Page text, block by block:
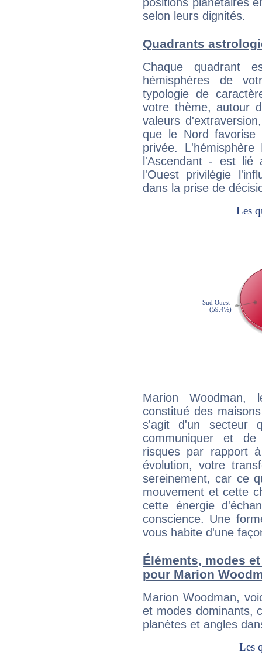
positions planétaires
selon leurs dignités.
Quadrants
Chaque quadrant
hémisphères de
typologie de
votre thème, autour
valeurs
que le Nord favorise
privée.
l'Ascendant - est
l'Ouest privilégie
dans la prise de
Marion Woodman,
constitué des
s'agit d'un secteur
communiquer et
risques par rapport
évolution, votre
sereinement, car ce
mouvement et cette
cette énergie
conscience. Une
vous habite d'une
Éléments, modes
pour Marion
Marion Woodman,
et modes dominants,
planètes et angles